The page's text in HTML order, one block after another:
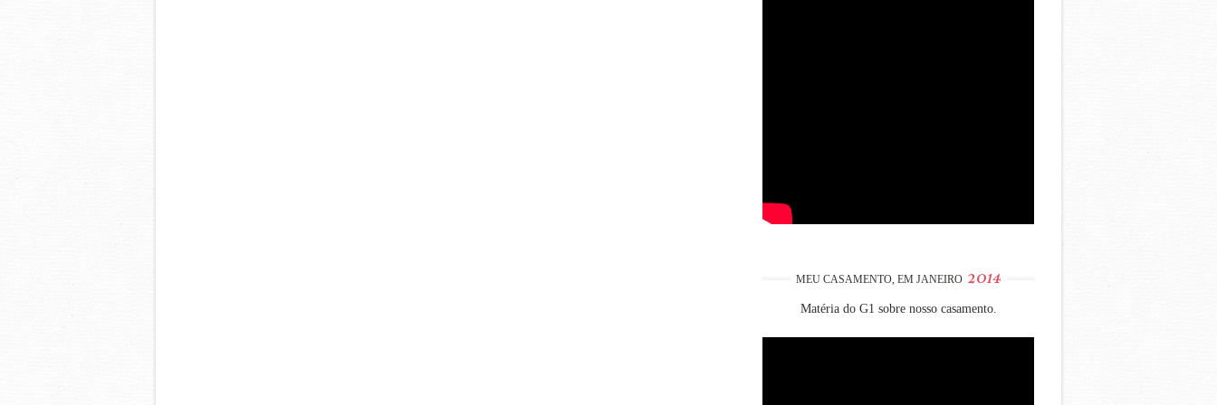
MEU CASAMENTO, EM JANEIRO 2014
Matéria do G1 sobre nosso casamento.